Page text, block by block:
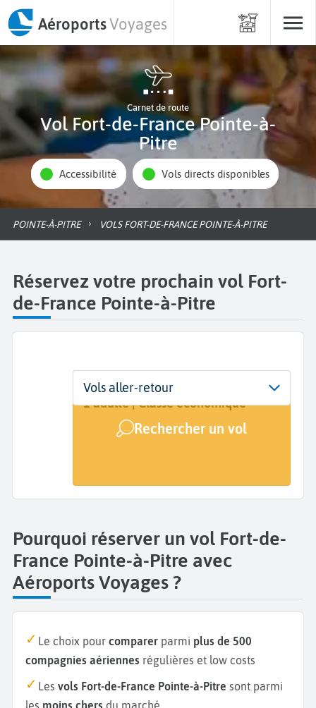
AéroportsVoyages
Carnet de route
Vol Fort-de-France Pointe-à-
Pitre
Accessibilité Vols directs disponibles
POINTE-À-PITRE VOLS FORT-DE-FRANCE POINTE-À-PITRE
Réservez votre prochain vol Fort-
de-France Pointe-à-Pitre
Départ
Fort-de-France (FDF)
Dates
Dates de votre voyage
Voyageurs | Classe
1 adulte | Classe économique
Rechercher un vol
Vols aller-retour
Pourquoi réserver un vol Fort-de-
France Pointe-à-Pitre avec
Aéroports Voyages ?
Le choix pour comparer parmi plus de 500
compagnies aériennes régulières et low costs
Les vols Fort-de-France Pointe-à-Pitre sont parmi
les moins chers du marché